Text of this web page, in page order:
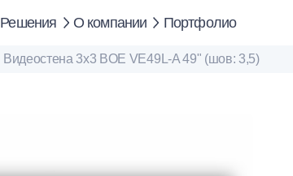
Решения О компании Портфолио
Видеостена 3x3 BOE VE49L-A 49" (шов: 3,5)